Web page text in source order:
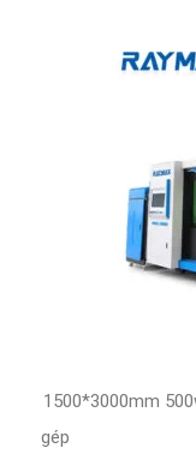
1500*3000mm
gép